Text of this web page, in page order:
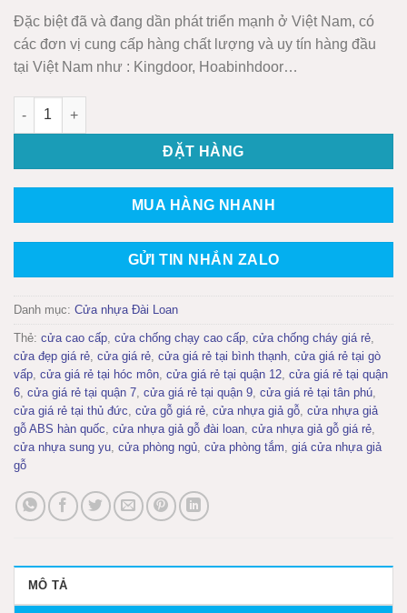
Đặc biệt đã và đang dần phát triển mạnh ở Việt Nam, có
các đơn vị cung cấp hàng chất lượng và uy tín hàng đầu
tại Việt Nam như : Kingdoor, Hoabinhdoor…
CỬA NHỰA ĐÀI LOAN KD.YB-46 số lượng
ĐẶT HÀNG
MUA HÀNG NHANH
GỬI TIN NHẮN ZALO
Danh mục: Cửa nhựa Đài Loan
Thẻ: cửa cao cấp, cửa chống chạy cao cấp, cửa chống cháy giá rẻ,
cửa đẹp giá rẻ, cửa giá rẻ, cửa giá rẻ tại bình thạnh, cửa giá rẻ tại gò
vấp, cửa giá rẻ tại hóc môn, cửa giá rẻ tại quận 12, cửa giá rẻ tại quận
6, cửa giá rẻ tại quận 7, cửa giá rẻ tại quận 9, cửa giá rẻ tại tân phú,
cửa giá rẻ tại thủ đức, cửa gỗ giá rẻ, cửa nhựa giả gỗ, cửa nhựa giả
gỗ ABS hàn quốc, cửa nhựa giả gỗ đài loan, cửa nhựa giả gỗ giá rẻ,
cửa nhựa sung yu, cửa phòng ngủ, cửa phòng tắm, giá cửa nhựa giả
gỗ
MÔ TẢ